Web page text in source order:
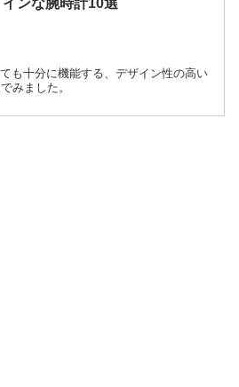
インな腕時計10選
も十分に機能する、デザイン性の高い
みました。